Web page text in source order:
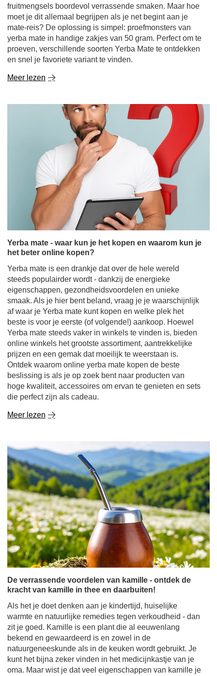
fruitmengsels boordevol verrassende smaken. Maar hoe
moet je dit allemaal begrijpen als je net begint aan je
mate-reis? De oplossing is simpel: proefmonsters van
yerba mate in handige zakjes van 50 gram. Perfect om te
proeven, verschillende soorten Yerba Mate te ontdekken
en snel je favoriete variant te vinden.
Meer lezen
Yerba mate - waar kun je het kopen en waarom kun je
het beter online kopen?
Yerba mate is een drankje dat over de hele wereld
steeds populairder wordt - dankzij de energieke
eigenschappen, gezondheidsvoordelen en unieke
smaak. Als je hier bent beland, vraag je je waarschijnlijk
af waar je Yerba mate kunt kopen en welke plek het
beste is voor je eerste (of volgende!) aankoop. Hoewel
Yerba mate steeds vaker in winkels te vinden is, bieden
online winkels het grootste assortiment, aantrekkelijke
prijzen en een gemak dat moeilijk te weerstaan is.
Ontdek waarom online yerba mate kopen de beste
beslissing is als je op zoek bent naar producten van
hoge kwaliteit, accessoires om ervan te genieten en sets
die perfect zijn als cadeau.
Meer lezen
De verrassende voordelen van kamille - ontdek de
kracht van kamille in thee en daarbuiten!
Als het je doet denken aan je kindertijd, huiselijke
warmte en natuurlijke remedies tegen verkoudheid - dan
zit je goed. Kamille is een plant die al eeuwenlang
bekend en gewaardeerd is en zowel in de
natuurgeneeskunde als in de keuken wordt gebruikt. Je
kunt het bijna zeker vinden in het medicijnkastje van je
oma. Maar wist je dat veel eigenschappen van kamille je